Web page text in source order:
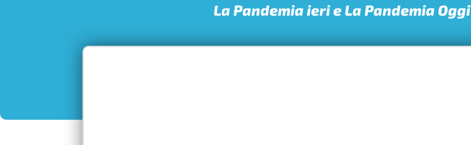
La Pandemia ieri e La Pandemia Oggi